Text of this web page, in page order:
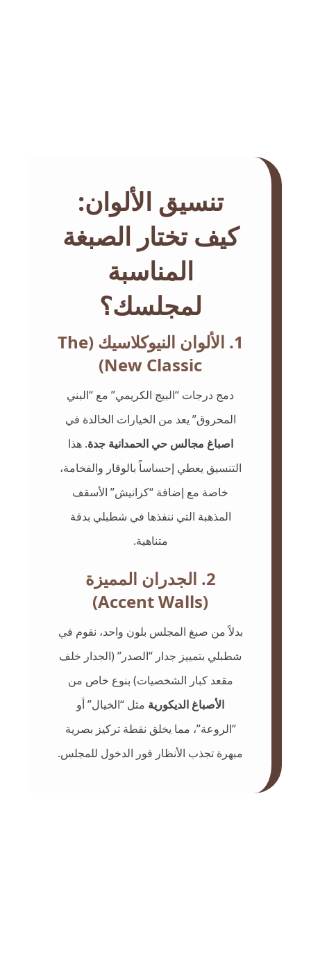
تنسيق الألوان:
كيف تختار الصبغة
المناسبة
لمجلسك؟
1. الألوان النيوكلاسيك (The
New Classic)
دمج درجات “البيج الكريمي” مع “البني
المحروق” يعد من الخيارات الخالدة في
اصباغ مجالس حي الحمدانية جدة. هذا
التنسيق يعطي إحساساً بالوقار والفخامة،
خاصة مع إضافة “كرانيش” الأسقف
المذهبة التي ننفذها في شطبلي بدقة
متناهية.
2. الجدران المميزة
(Accent Walls)
بدلاً من صبغ المجلس بلون واحد، نقوم في
شطبلي بتمييز جدار “الصدر” (الجدار خلف
مقعد كبار الشخصيات) بنوع خاص من
الأصباغ الديكورية مثل “الخيال” أو
“الروعة”، مما يخلق نقطة تركيز بصرية
مبهرة تجذب الأنظار فور الدخول للمجلس.